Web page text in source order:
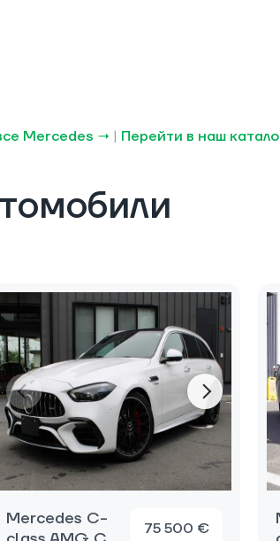
Mercedes → | Перейти в наш
Mercedes C-
75 500 €